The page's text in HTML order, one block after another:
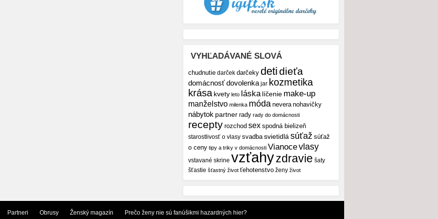
VYHĽADÁVANÉ SLOVÁ
chudnutie darček darčeky detidieťa
domácnosťdovolenka jar kozmetika
krása kvety leto láska líčenie make-up
manželstvo milenka móda nevera nohavičky
nábytok partner rady rady do domácnosti
recepty rozchod sex spodná bielizeň
starostlivosť o vlasy svadba svietidlá súťaž súťaž
o ceny tipy a triky v domácnosti Vianocevlasy
vstavané skrine vzťahyzdravie šaty
šťastie šťastný život ťehotenstvo ženy život
Partneri Obrusy Ženský magazín Prečo ženy nie sú fanúšikmi hazardných hier?